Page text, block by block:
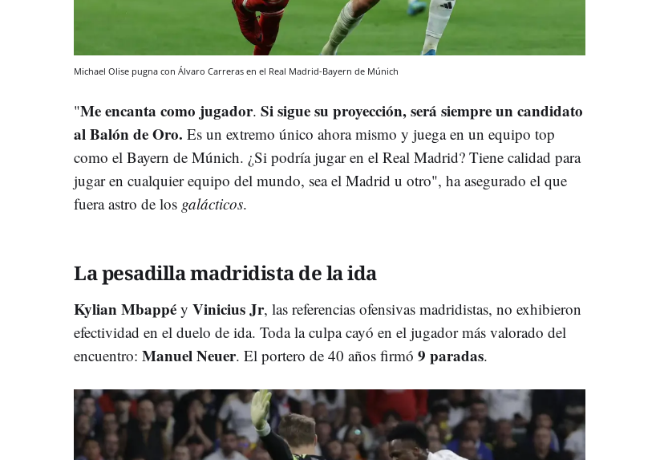
Michael Olise pugna con Álvaro Carreras en el Real Madrid-Bayern de Múnich
"Me encanta como jugador. Si sigue su proyección, será siempre un candidato
al Balón de Oro. Es un extremo único ahora mismo y juega en un equipo top
como el Bayern de Múnich. ¿Si podría jugar en el Real Madrid? Tiene calidad para
jugar en cualquier equipo del mundo, sea el Madrid u otro", ha asegurado el que
fuera astro de los galácticos.
La pesadilla madridista de la ida
Kylian Mbappé y Vinicius Jr, las referencias ofensivas madridistas, no exhibieron
efectividad en el duelo de ida. Toda la culpa cayó en el jugador más valorado del
encuentro: Manuel Neuer. El portero de 40 años firmó 9 paradas.